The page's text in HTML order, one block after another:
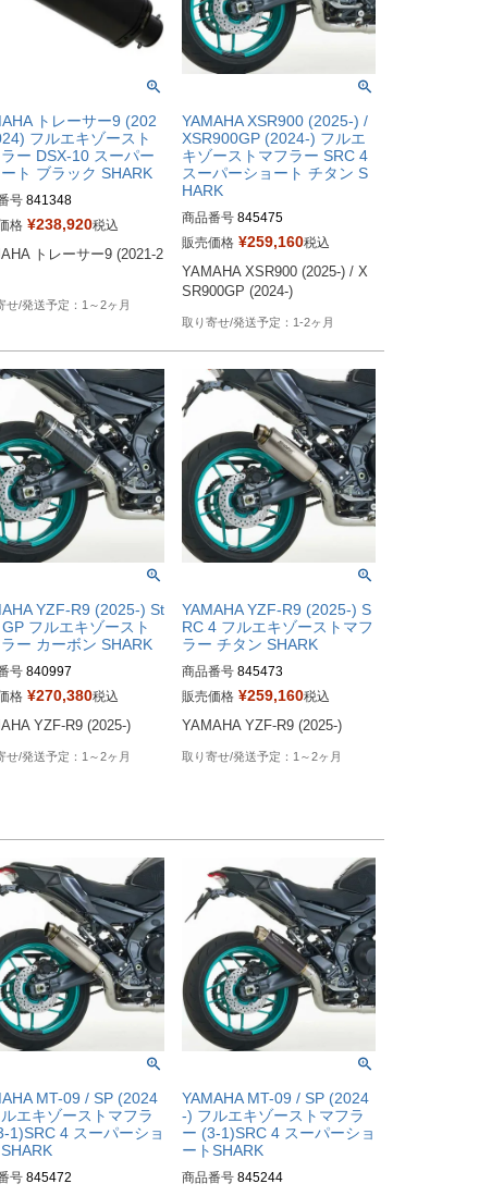
トレーサー9 (202
フルエキゾースト
ー DSX-10 スーパー
ト ブラック SHARK
号 841348
格 ¥238,920税込
トレーサー9 (2021-2
1～2ヶ月
YAMAHA XSR900 (2025-) /
XSR900GP (2024-) フルエ
キゾーストマフラー SRC 4
スーパーショート チタン S
HARK
商品番号 845475
販売価格 ¥259,160税込
YAMAHA XSR900 (2025-) / X
SR900GP (2024-)
1-2ヶ月
YZF-R9 (2025-) St
フルエキゾースト
ー カーボン SHARK
号 840997
格 ¥270,380税込
YZF-R9 (2025-)
1～2ヶ月
YAMAHA YZF-R9 (2025-) S
RC 4 フルエキゾーストマフ
ラー チタン SHARK
商品番号 845473
販売価格 ¥259,160税込
YAMAHA YZF-R9 (2025-)
1～2ヶ月
MT-09 / SP (2024
エキゾーストマフラ
1)SRC 4 スーパーショ
号 845472
YAMAHA MT-09 / SP (2024
-) フルエキゾーストマフラ
ー (3-1)SRC 4 スーパーショ
ートSHARK
商品番号 845244